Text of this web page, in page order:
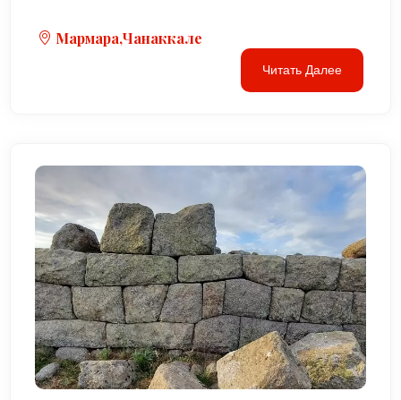
Мармара,Чанаккале
Читать Далее